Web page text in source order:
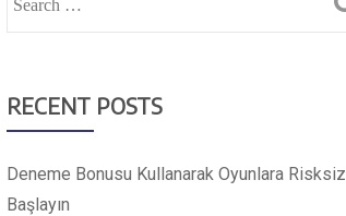
RECENT POSTS
Deneme Bonusu Kullanarak Oyunlara Risksiz
Başlayın